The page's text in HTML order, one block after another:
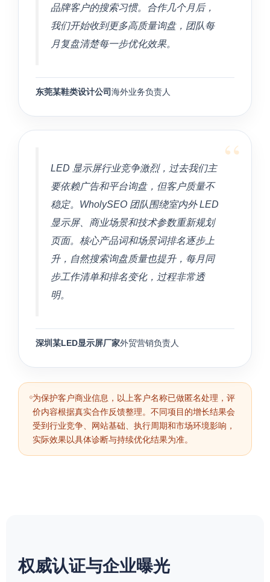
品牌客户的搜索习惯。合作几个月后，
我们开始收到更多高质量询盘，团队每
月复盘清楚每一步优化效果。
东莞某鞋类设计公司海外业务负责人
“
LED 显示屏行业竞争激烈，过去我们主
要依赖广告和平台询盘，但客户质量不
稳定。WholySEO 团队围绕室内外 LED
显示屏、商业场景和技术参数重新规划
页面。核心产品词和场景词排名逐步上
升，自然搜索询盘质量也提升，每月同
步工作清单和排名变化，过程非常透
明。
深圳某LED显示屏厂家外贸营销负责人
为保护客户商业信息，以上客户名称已做匿名处理，评
价内容根据真实合作反馈整理。不同项目的增长结果会
受到行业竞争、网站基础、执行周期和市场环境影响，
实际效果以具体诊断与持续优化结果为准。
权威认证与企业曝光